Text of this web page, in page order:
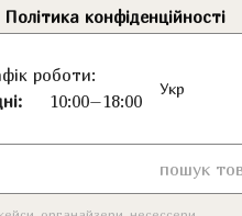
Політика конфіденційності
роботи:
10:00–18:00
Укр